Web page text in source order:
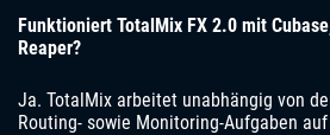
Funktioniert TotalMix FX 2.0 mit
Reaper?
Ja. TotalMix arbeitet unabhängig von
Routing- sowie Monitoring-Aufgaben